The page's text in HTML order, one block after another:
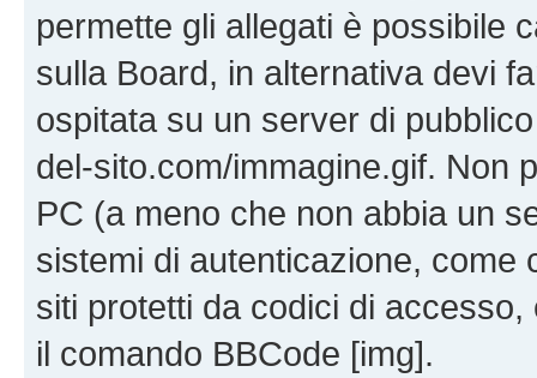
permette gli allegati è possibile
sulla Board, in alternativa devi
ospitata su un server di
del-sito.com/immagine.gif. Non
PC (a meno che non abbia un
sistemi di autenticazione, come
siti protetti da codici di
il comando BBCode [img].